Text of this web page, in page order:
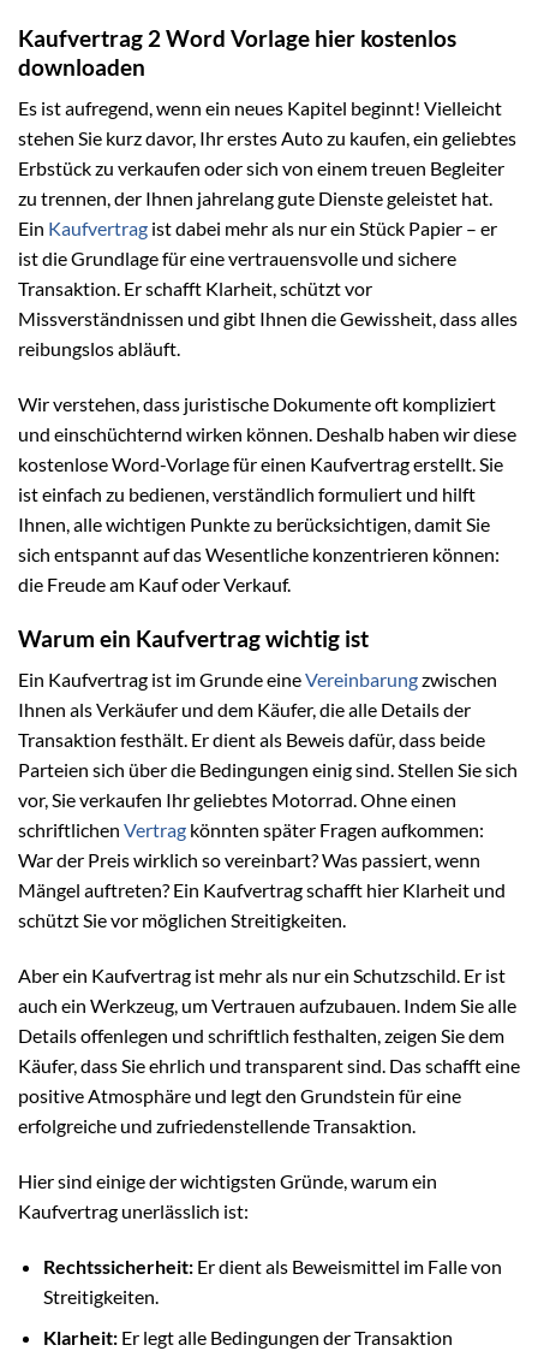
Kaufvertrag 2 Word Vorlage hier kostenlos
downloaden
Es ist aufregend, wenn ein neues Kapitel beginnt! Vielleicht
stehen Sie kurz davor, Ihr erstes Auto zu kaufen, ein geliebtes
Erbstück zu verkaufen oder sich von einem treuen Begleiter
zu trennen, der Ihnen jahrelang gute Dienste geleistet hat.
Ein Kaufvertrag ist dabei mehr als nur ein Stück Papier – er
ist die Grundlage für eine vertrauensvolle und sichere
Transaktion. Er schafft Klarheit, schützt vor
Missverständnissen und gibt Ihnen die Gewissheit, dass alles
reibungslos abläuft.
Wir verstehen, dass juristische Dokumente oft kompliziert
und einschüchternd wirken können. Deshalb haben wir diese
kostenlose Word-Vorlage für einen Kaufvertrag erstellt. Sie
ist einfach zu bedienen, verständlich formuliert und hilft
Ihnen, alle wichtigen Punkte zu berücksichtigen, damit Sie
sich entspannt auf das Wesentliche konzentrieren können:
die Freude am Kauf oder Verkauf.
Warum ein Kaufvertrag wichtig ist
Ein Kaufvertrag ist im Grunde eineVereinbarungzwischen
Ihnen als Verkäufer und dem Käufer, die alle Details der
Transaktion festhält. Er dient als Beweis dafür, dass beide
Parteien sich über die Bedingungen einig sind. Stellen Sie sich
vor, Sie verkaufen Ihr geliebtes Motorrad. Ohne einen
schriftlichen Vertrag könnten später Fragen aufkommen:
War der Preis wirklich so vereinbart? Was passiert, wenn
Mängel auftreten? Ein Kaufvertrag schafft hier Klarheit und
schützt Sie vor möglichen Streitigkeiten.
Aber ein Kaufvertrag ist mehr als nur ein Schutzschild. Er ist
auch ein Werkzeug, um Vertrauen aufzubauen. Indem Sie alle
Details offenlegen und schriftlich festhalten, zeigen Sie dem
Käufer, dass Sie ehrlich und transparent sind. Das schafft eine
positive Atmosphäre und legt den Grundstein für eine
erfolgreiche und zufriedenstellende Transaktion.
Hier sind einige der wichtigsten Gründe, warum ein
Kaufvertrag unerlässlich ist:
Rechtssicherheit:Er dient als Beweismittel im Falle von
Streitigkeiten.
Klarheit:Er legt alle Bedingungen der Transaktion